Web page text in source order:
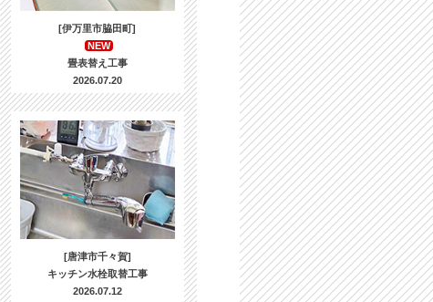
[伊万里市脇田町]
NEW
畳表替え工事
2026.07.20
[唐津市千々賀]
キッチン水栓取替工事
2026.07.12